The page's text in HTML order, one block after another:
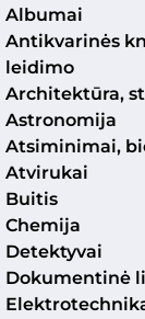
Albumai
Antikvarinės
leidimo
Architektūra,
Astronomija
Atsiminimai,
Atvirukai
Buitis
Chemija
Detektyvai
Dokumentinė